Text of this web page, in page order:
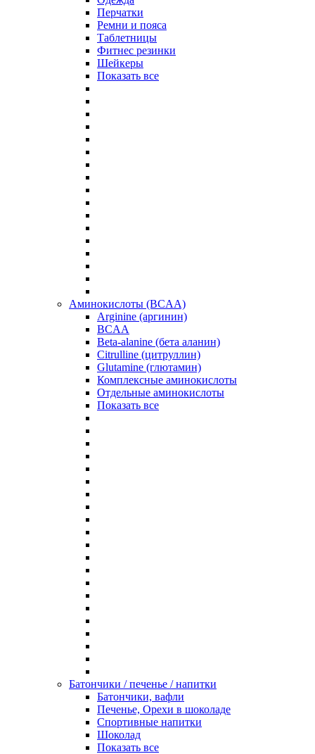
Перчатки
Ремни и пояса
Таблетницы
Фитнес резинки
Шейкеры
Показать все
Аминокислоты (BCAA)
Arginine (аргинин)
BCAA
Beta-alanine (бета аланин)
Citrulline (цитруллин)
Glutamine (глютамин)
Комплексные аминокислоты
Отдельные аминокислоты
Показать все
Батончики / печенье / напитки
Батончики, вафли
Печенье, Орехи в шоколаде
Спортивные напитки
Шоколад
Показать все